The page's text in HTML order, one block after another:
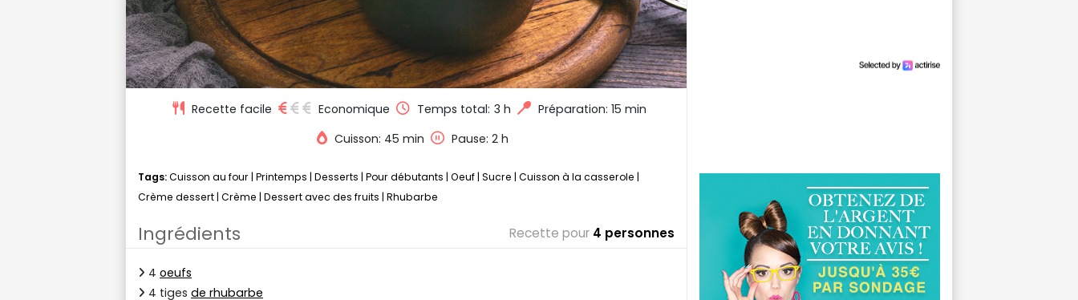
Recette facile Economique Temps total: 3 h
Préparation: 15 min
Cuisson: 45 min
Pause: 2 h
Tags:Cuisson au four | Printemps | Desserts | Pour débutants | Oeuf | Sucre | Cuisson à la casserole |
Crème dessert | Crème | Dessert avec des fruits | Rhubarbe
Ingrédients Recette pour 4 personnes
4 oeufs
4 tiges de rhubarbe